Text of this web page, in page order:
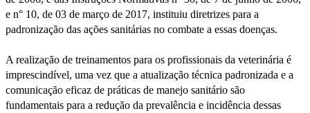
e n° 10, de 03 de março de 2017, instituiu diretrizes para a
padronização das ações sanitárias no combate a essas doenças.
A realização de treinamentos para os profissionais da veterinária é
imprescindível, uma vez que a atualização técnica padronizada e a
comunicação eficaz de práticas de manejo sanitário são
fundamentais para a redução da prevalência e incidência dessas